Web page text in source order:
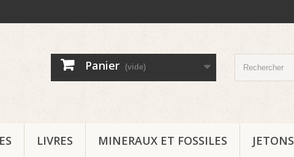
Panier (vide)
LIVRES MINERAUX ET FOSSILES JETONS